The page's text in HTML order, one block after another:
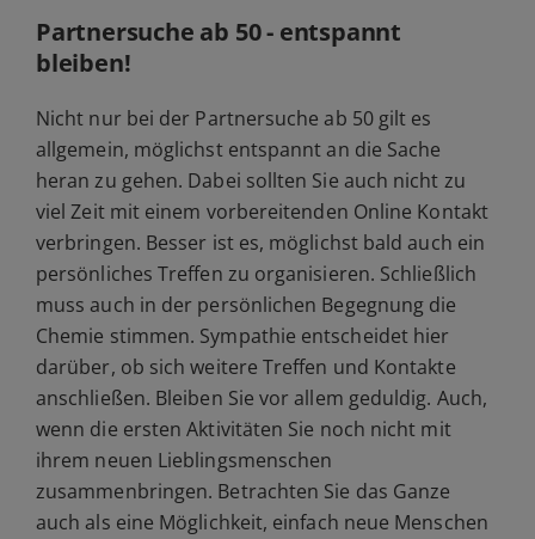
Partnersuche ab 50 - entspannt
bleiben!
Nicht nur bei der Partnersuche ab 50 gilt es
allgemein, möglichst entspannt an die Sache
heran zu gehen. Dabei sollten Sie auch nicht zu
viel Zeit mit einem vorbereitenden Online Kontakt
verbringen. Besser ist es, möglichst bald auch ein
persönliches Treffen zu organisieren. Schließlich
muss auch in der persönlichen Begegnung die
Chemie stimmen. Sympathie entscheidet hier
darüber, ob sich weitere Treffen und Kontakte
anschließen. Bleiben Sie vor allem geduldig. Auch,
wenn die ersten Aktivitäten Sie noch nicht mit
ihrem neuen Lieblingsmenschen
zusammenbringen. Betrachten Sie das Ganze
auch als eine Möglichkeit, einfach neue Menschen